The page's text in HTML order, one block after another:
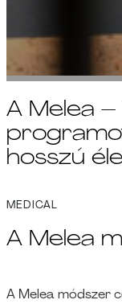
A Melea
hosszú
A Melea
MEDICAL
A Melea módszer